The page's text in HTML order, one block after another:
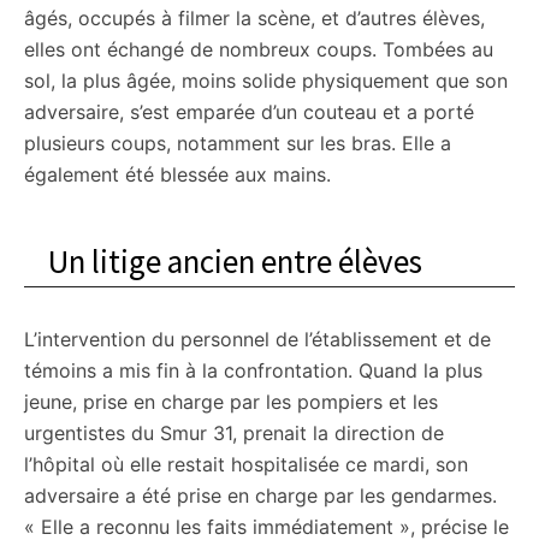
âgés, occupés à filmer la scène, et d’autres élèves,
elles ont échangé de nombreux coups. Tombées au
sol, la plus âgée, moins solide physiquement que son
adversaire, s’est emparée d’un couteau et a porté
plusieurs coups, notamment sur les bras. Elle a
également été blessée aux mains.
Un litige ancien entre élèves
L’intervention du personnel de l’établissement et de
témoins a mis fin à la confrontation. Quand la plus
jeune, prise en charge par les pompiers et les
urgentistes du Smur 31, prenait la direction de
l’hôpital où elle restait hospitalisée ce mardi, son
adversaire a été prise en charge par les gendarmes.
« Elle a reconnu les faits immédiatement », précise le